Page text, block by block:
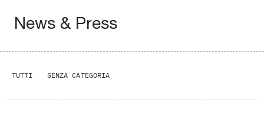
News & Press
TUTTI SENZA CATEGORIA